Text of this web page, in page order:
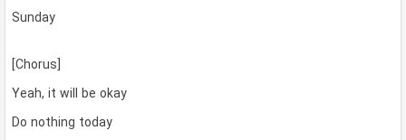
Sunday
[Chorus]
Yeah, it will be okay
Do nothing today